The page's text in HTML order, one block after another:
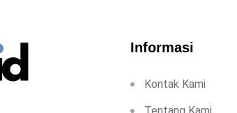
Informasi
Kontak Kami